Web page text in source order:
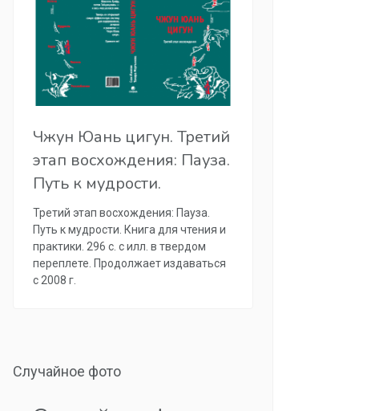
Чжун Юань цигун. Третий
этап восхождения: Пауза.
Путь к мудрости.
Третий этап восхождения: Пауза.
Путь к мудрости. Книга для чтения и
практики. 296 с. с илл. в твердом
переплете. Продолжает издаваться
с 2008 г.
Случайное фото